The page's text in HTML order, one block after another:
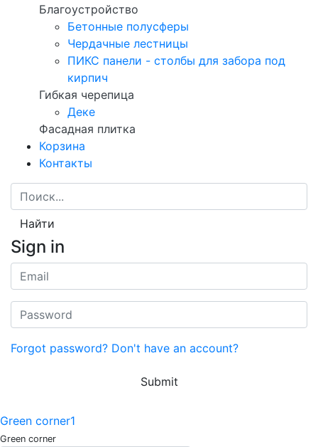
Благоустройство
Бетонные полусферы
Чердачные лестницы
ПИКС панели - столбы для забора под
кирпич
Гибкая черепица
Деке
Фасадная плитка
Корзина
Контакты
Найти
Sign in
Forgot password? Don't have an account?
Submit
Green corner1
Green corner